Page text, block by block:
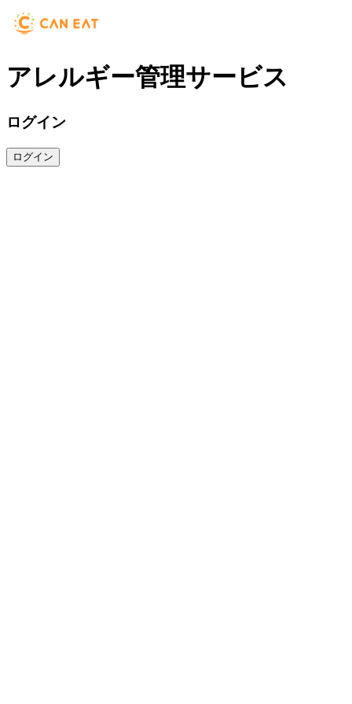
アレルギー管理サービス
ログイン
ログイン